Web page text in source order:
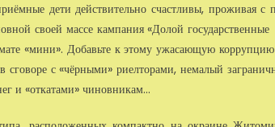
дети действительно счастливы, проживая с
своей массе кампания «Долой
«мини». Добавьте к этому ужасающую
сговоре с «чёрными» риелторами, немалый
и «откатами» чиновникам...